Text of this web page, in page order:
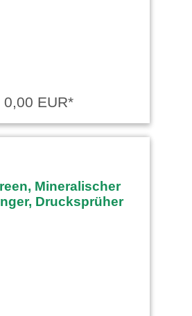
0,00 EUR*